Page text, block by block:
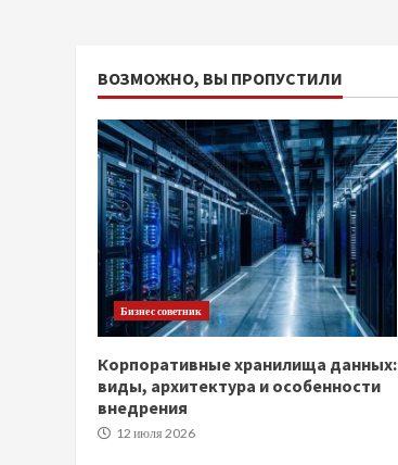
ВОЗМОЖНО, ВЫ ПРОПУСТИЛИ
Бизнес советник
Корпоративные хранилища данных:
виды, архитектура и особенности
внедрения
12 июля 2026